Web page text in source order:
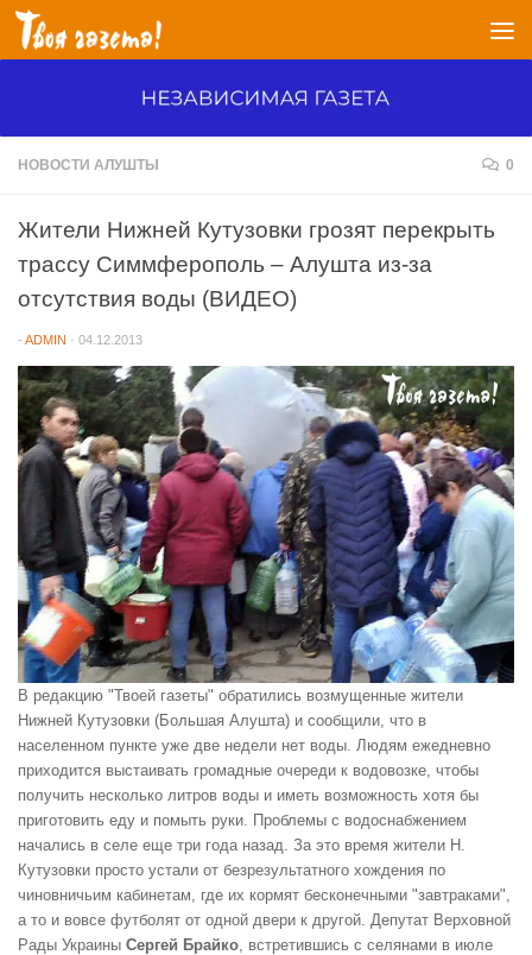
Перейти к содержимому
НОВОСТИ АЛУШТЫ 0
Жители Нижней Кутузовки грозят перекрыть
трассу Симмферополь – Алушта из-за
отсутствия воды (ВИДЕО)
- ADMIN · 04.12.2013
В редакцию "Твоей газеты" обратились возмущенные жители
Нижней Кутузовки (Большая Алушта) и сообщили, что в
населенном пункте уже две недели нет воды. Людям ежедневно
приходится выстаивать громадные очереди к водовозке, чтобы
получить несколько литров воды и иметь возможность хотя бы
приготовить еду и помыть руки. Проблемы с водоснабжением
начались в селе еще три года назад. За это время жители Н.
Кутузовки просто устали от безрезультатного хождения по
чиновничьим кабинетам, где их кормят бесконечными "завтраками",
а то и вовсе футболят от одной двери к другой. Депутат Верховной
Рады Украины Сергей Брайко , встретившись с селянами в июле